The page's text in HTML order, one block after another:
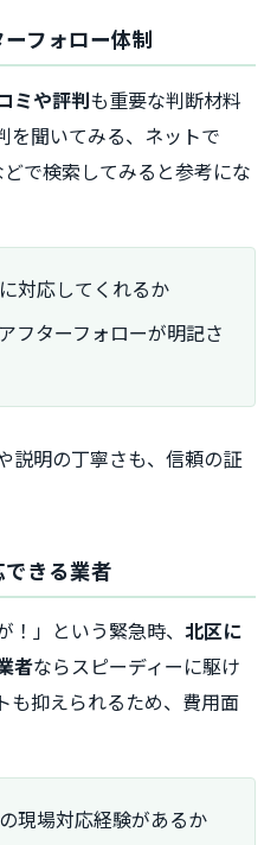
フォロー体制
ミや評判も重要な判断材料
を聞いてみる、ネットで
どで検索してみると参考にな
対応してくれるか
フターフォローが明記さ
説明の丁寧さも、信頼の証
きる業者
」という緊急時、 北区に
者ならスピーディーに駆け
も抑えられるため、費用面
現場対応経験があるか